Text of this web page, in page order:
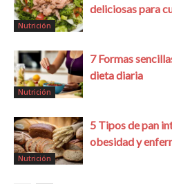
Nutrición
deliciosas para
Nutrición
7 Formas
dieta diaria
Nutrición
5 Tipos de pan
obesidad y